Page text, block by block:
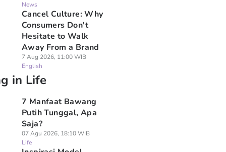
News
Cancel Culture: Why
Consumers Don't
Hesitate to Walk
Away From a Brand
7 Aug 2026, 11:00 WIB
English
in Life
7 Manfaat Bawang
Putih Tunggal, Apa
Saja?
07 Agu 2026, 18:10 WIB
Life